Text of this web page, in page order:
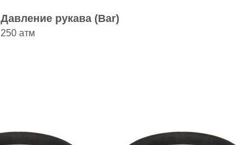
Давление рукава (Bar)
250 атм